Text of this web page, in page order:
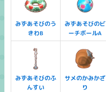
みずあそびのう
きわB
みずあそびのビ
ーチボールA
みずあそびのふ
んすい
サメのかみかざ
り